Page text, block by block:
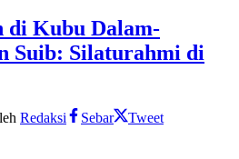
di Kubu Dalam-
Suib: Silaturahmi di
Redaksi Sebar Tweet